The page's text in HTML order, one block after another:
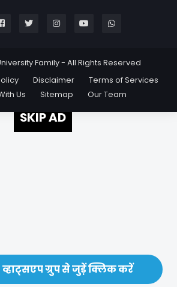
व्हाट्सएप ग्रुप से जुड़ें क्लिक करें
Family - All Rights Reserved
Disclaimer
Terms of Services
Us
Sitemap Our Team
SKIP AD